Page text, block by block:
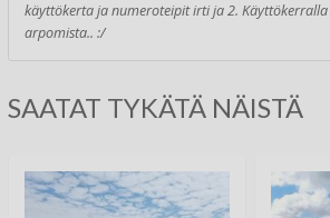
käyttökerta ja numeroteipit irti ja 2.
arpomista.. :/
SAATAT TYKÄTÄ NÄISTÄ